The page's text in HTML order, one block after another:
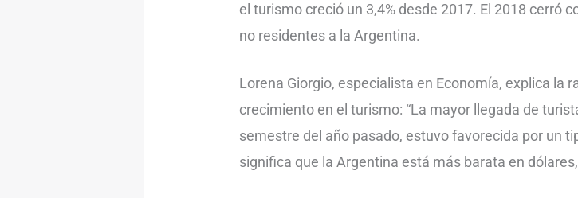
el turismo creció un 3,4% desde 2017. El 2018 cerró
no residentes a la Argentina.
Lorena Giorgio, especialista en Economía, explica la
crecimiento en el turismo: “La mayor llegada de
semestre del año pasado, estuvo favorecida por un
significa que la Argentina está más barata en